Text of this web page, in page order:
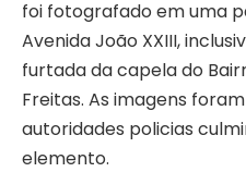
foi fotografado em uma
Avenida João XXIII,
furtada da capela do
Freitas. As imagens
autoridades policias
elemento.